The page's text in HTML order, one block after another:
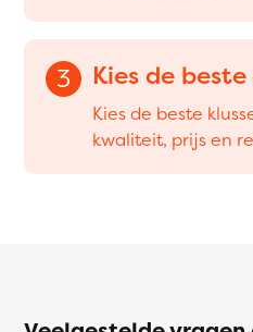
3 Kies de
Kies de beste
kwaliteit, prijs en